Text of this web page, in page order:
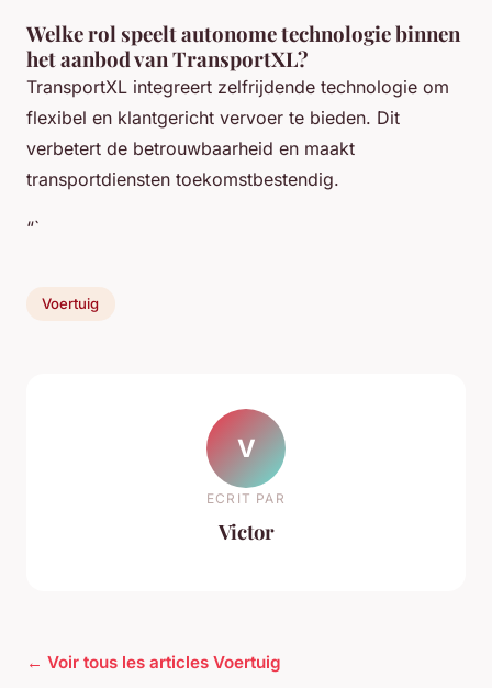
Welke rol speelt autonome technologie binnen
het aanbod van TransportXL?
TransportXL integreert zelfrijdende technologie om
flexibel en klantgericht vervoer te bieden. Dit
verbetert de betrouwbaarheid en maakt
transportdiensten toekomstbestendig.
“`
Voertuig
V
ECRIT PAR
Victor
← Voir tous les articles Voertuig